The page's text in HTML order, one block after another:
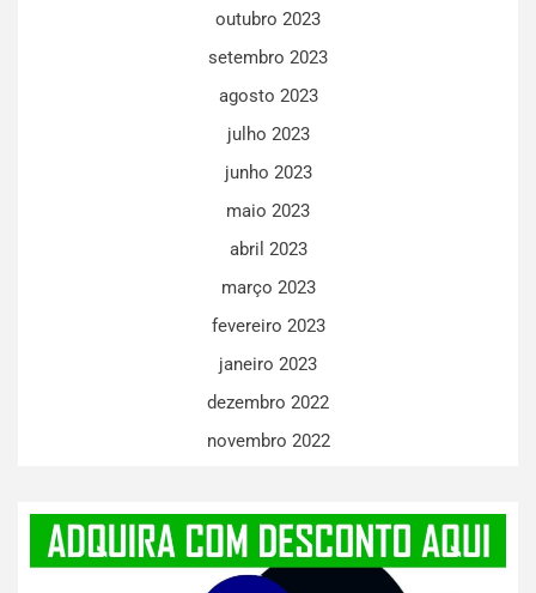
outubro 2023
setembro 2023
agosto 2023
julho 2023
junho 2023
maio 2023
abril 2023
março 2023
fevereiro 2023
janeiro 2023
dezembro 2022
novembro 2022